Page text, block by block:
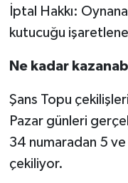
İptal Hakkı:
kutucuğu
Ne kadar
Şans Topu
Pazar günleri
34 numaradan 5
çekiliyor.